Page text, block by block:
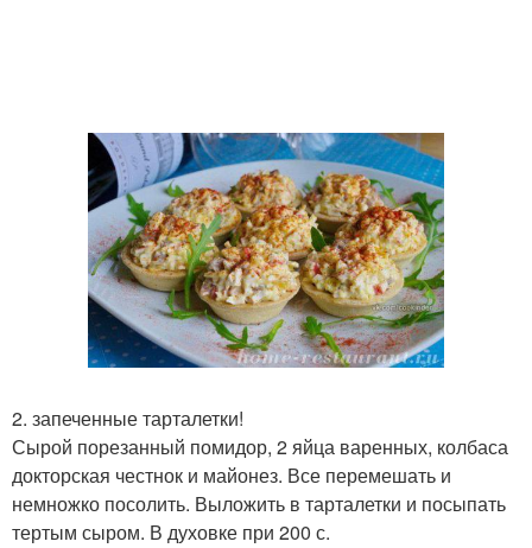
2. запеченные тарталетки!
Сырой порезанный помидор, 2 яйца варенных, колбаса
докторская честнок и майонез. Все перемешать и
немножко посолить. Выложить в тарталетки и посыпать
тертым сыром. В духовке при 200 с.